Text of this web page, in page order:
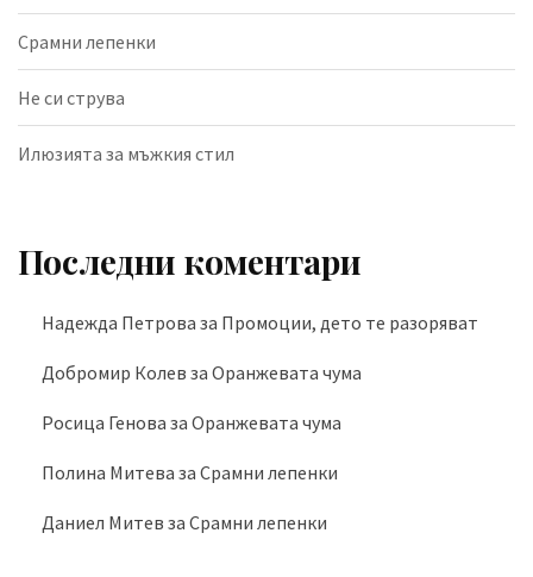
Срамни лепенки
Не си струва
Илюзията за мъжкия стил
Последни коментари
Надежда Петрова за Промоции, дето те разоряват
Добромир Колев за Оранжевата чума
Росица Генова за Оранжевата чума
Полина Митева за Срамни лепенки
Даниел Митев за Срамни лепенки